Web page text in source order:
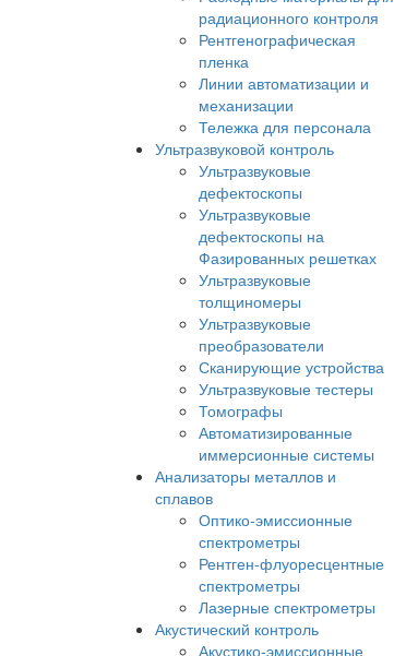
радиационного контроля
Рентгенографическая
пленка
Линии автоматизации и
механизации
Тележка для персонала
Ультразвуковой контроль
Ультразвуковые
дефектоскопы
Ультразвуковые
дефектоскопы на
Фазированных решетках
Ультразвуковые
толщиномеры
Ультразвуковые
преобразователи
Сканирующие устройства
Ультразвуковые тестеры
Томографы
Автоматизированные
иммерсионные системы
Анализаторы металлов и
сплавов
Оптико-эмиссионные
спектрометры
Рентген-флуоресцентные
спектрометры
Лазерные спектрометры
Акустический контроль
Акустико-эмиссионные